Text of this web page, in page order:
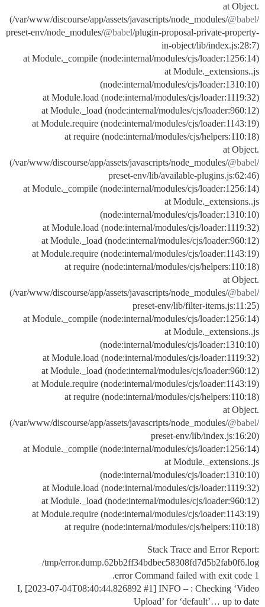
at Object.
(/var/www/discourse/app/assets/javascripts/node_modules/@babel/
preset-env/node_modules/@babel/plugin-proposal-private-property-
in-object/lib/index.js:28:7)
at Module._compile (node:internal/modules/cjs/loader:1256:14)
at Module._extensions..js
(node:internal/modules/cjs/loader:1310:10)
at Module.load (node:internal/modules/cjs/loader:1119:32)
at Module._load (node:internal/modules/cjs/loader:960:12)
at Module.require (node:internal/modules/cjs/loader:1143:19)
at require (node:internal/modules/cjs/helpers:110:18)
at Object.
(/var/www/discourse/app/assets/javascripts/node_modules/@babel/
preset-env/lib/available-plugins.js:62:46)
at Module._compile (node:internal/modules/cjs/loader:1256:14)
at Module._extensions..js
(node:internal/modules/cjs/loader:1310:10)
at Module.load (node:internal/modules/cjs/loader:1119:32)
at Module._load (node:internal/modules/cjs/loader:960:12)
at Module.require (node:internal/modules/cjs/loader:1143:19)
at require (node:internal/modules/cjs/helpers:110:18)
at Object.
(/var/www/discourse/app/assets/javascripts/node_modules/@babel/
preset-env/lib/filter-items.js:11:25)
at Module._compile (node:internal/modules/cjs/loader:1256:14)
at Module._extensions..js
(node:internal/modules/cjs/loader:1310:10)
at Module.load (node:internal/modules/cjs/loader:1119:32)
at Module._load (node:internal/modules/cjs/loader:960:12)
at Module.require (node:internal/modules/cjs/loader:1143:19)
at require (node:internal/modules/cjs/helpers:110:18)
at Object.
(/var/www/discourse/app/assets/javascripts/node_modules/@babel/
preset-env/lib/index.js:16:20)
at Module._compile (node:internal/modules/cjs/loader:1256:14)
at Module._extensions..js
(node:internal/modules/cjs/loader:1310:10)
at Module.load (node:internal/modules/cjs/loader:1119:32)
at Module._load (node:internal/modules/cjs/loader:960:12)
at Module.require (node:internal/modules/cjs/loader:1143:19)
at require (node:internal/modules/cjs/helpers:110:18)
Stack Trace and Error Report:
/tmp/error.dump.62bb2ff34bdbec58308fd7d5b2fab0f6.log
error Command failed with exit code 1.
I, [2023-07-04T08:40:44.826892 #1] INFO – : Checking ‘Video
Upload’ for ‘default’… up to date